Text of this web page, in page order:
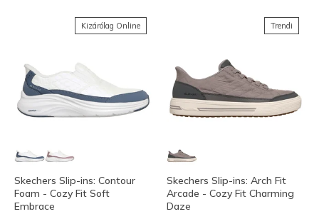
Kizárólag Online
Skechers Slip-ins: Contour
Foam - Cozy Fit Soft
Embrace
Trendi
Skechers Slip-ins: Arch Fit
Arcade - Cozy Fit Charming
Daze